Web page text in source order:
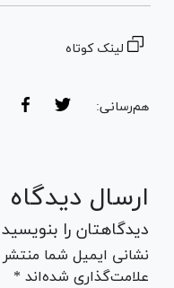
لینک کوتاه
هم‌رسانی:
ارسال دیدگاه
دیدگاهتان را بنویسید
نشانی ایمیل شما
علامت‌گذاری شده‌اند *